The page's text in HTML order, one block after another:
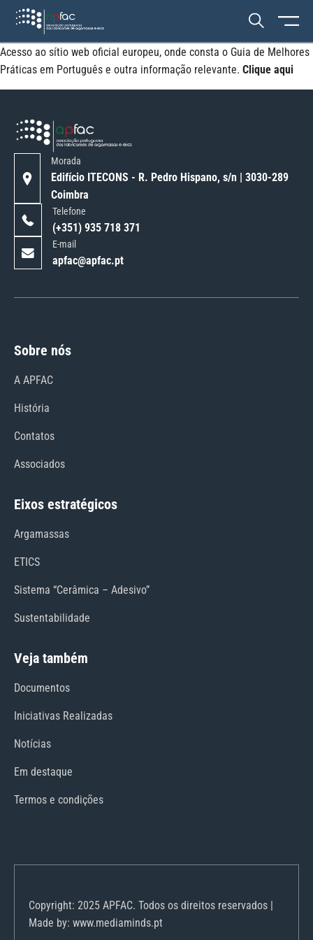
Acesso ao sítio web oficial europeu, onde consta o Guia de Melhores
Práticas em Português e outra informação relevante. Clique aqui
Morada
Edifício ITECONS - R. Pedro Hispano, s/n | 3030-289
Coimbra
Telefone
(+351) 935 718 371
E-mail
apfac@apfac.pt
Sobre nós
A APFAC
História
Contatos
Associados
Eixos estratégicos
Argamassas
ETICS
Sistema “Cerâmica – Adesivo”
Sustentabilidade
Veja também
Documentos
Iniciativas Realizadas
Notícias
Em destaque
Termos e condições
Copyright: 2025 APFAC. Todos os direitos reservados |
Made by: www.mediaminds.pt